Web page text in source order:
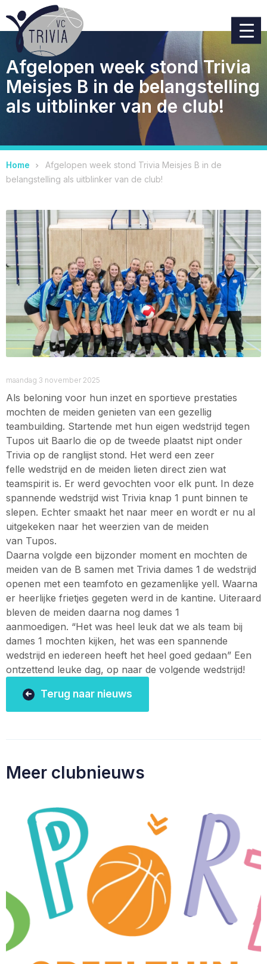
Afgelopen week stond Trivia
Meisjes B in de belangstelling
als uitblinker van de club!
Home
Afgelopen week stond Trivia Meisjes B in de
belangstelling als uitblinker van de club!
maandag 3 november 2025
Als beloning voor hun inzet en sportieve prestaties
mochten de meiden genieten van een gezellig
teambuilding. Startende met hun eigen wedstrijd tegen
Tupos uit Baarlo die op de tweede plaatst nipt onder
Trivia op de ranglijst stond. Het werd een zeer
felle wedstrijd en de meiden lieten direct zien wat
teamspirit is. Er werd gevochten voor elk punt. In deze
spannende wedstrijd wist Trivia knap 1 punt binnen te
slepen. Echter smaakt het naar meer en wordt er nu al
uitgekeken naar het weerzien van de meiden
van Tupos.
Daarna volgde een bijzonder moment en mochten de
meiden van de B samen met Trivia dames 1 de wedstrijd
openen met een teamfoto en gezamenlijke yell. Waarna
er heerlijke frietjes gegeten werd in de kantine. Uiteraard
bleven de meiden daarna nog dames 1
aanmoedigen. “Het was heel leuk dat we als team bij
dames 1 mochten kijken, het was een spannende
wedstrijd en iedereen heeft het heel goed gedaan” Een
ontzettend leuke dag, op naar de volgende wedstrijd!
Terug naar nieuws
Meer clubnieuws